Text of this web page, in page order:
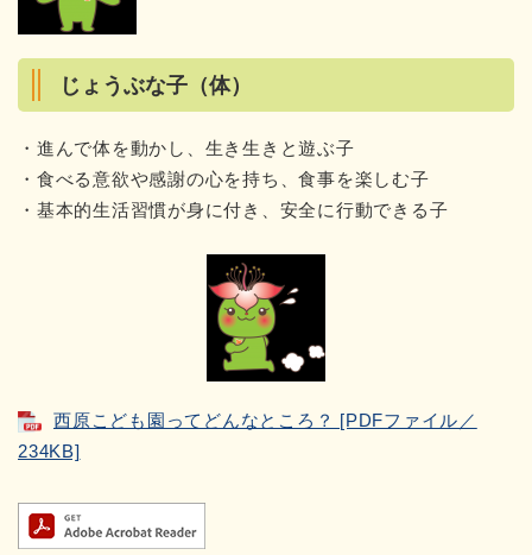
じょうぶな子（体）
・進んで体を動かし、生き生きと遊ぶ子
・食べる意欲や感謝の心を持ち、食事を楽しむ子
・基本的生活習慣が身に付き、安全に行動できる子
西原こども園ってどんなところ？ [PDFファイル／
234KB]